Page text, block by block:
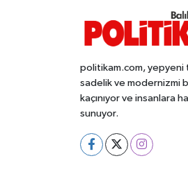
politikam.com, yepyeni
sadelik ve modernizmi
kaçınıyor ve insanlara
sunuyor.